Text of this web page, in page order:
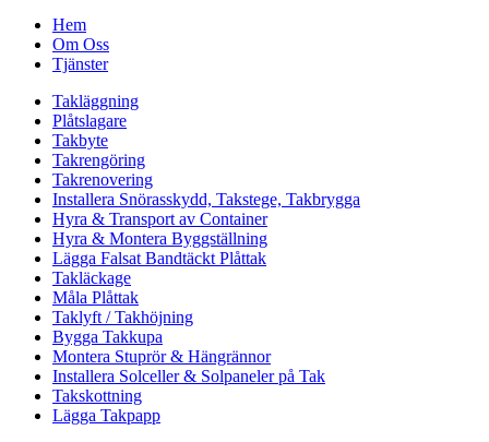
Hem
Om Oss
Tjänster
Takläggning
Plåtslagare
Takbyte
Takrengöring
Takrenovering
Installera Snörasskydd, Takstege, Takbrygga
Hyra & Transport av Container
Hyra & Montera Byggställning
Lägga Falsat Bandtäckt Plåttak
Takläckage
Måla Plåttak
Taklyft / Takhöjning
Bygga Takkupa
Montera Stuprör & Hängrännor
Installera Solceller & Solpaneler på Tak
Takskottning
Lägga Takpapp